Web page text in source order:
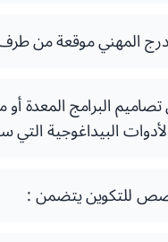
المهني موقعة من
البرامج المعدة
البيداغوجية التي
للتكوين يتضمن :